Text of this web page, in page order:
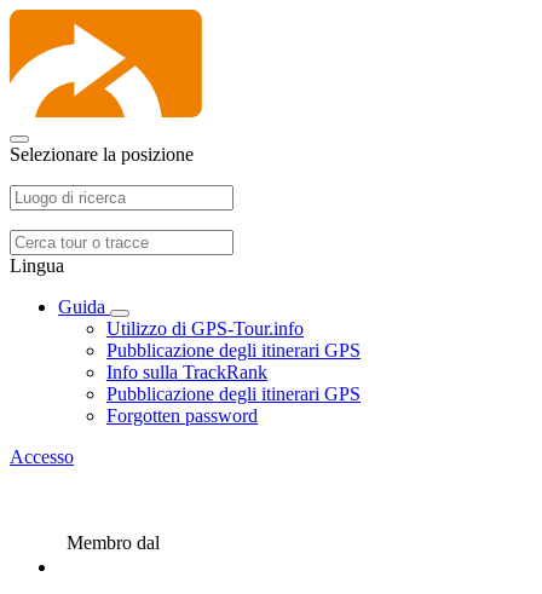
Selezionare la posizione
Lingua
Guida
Utilizzo di GPS-Tour.info
Pubblicazione degli itinerari GPS
Info sulla TrackRank
Pubblicazione degli itinerari GPS
Forgotten password
Accesso
Membro dal